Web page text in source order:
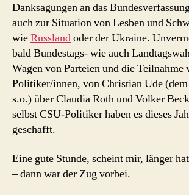
Danksagungen an das
auch zur Situation von Lesben und
wieRusslandoder der Ukraine.
bald Bundestags- wie auch
Wagen von Parteien und die Teilnahme
Politiker/innen, von Christian Ude
s.o.) über Claudia Roth und Volker
selbst CSU-Politiker haben es dieses
geschafft.
Eine gute Stunde, scheint mir, länger
– dann war der Zug vorbei.